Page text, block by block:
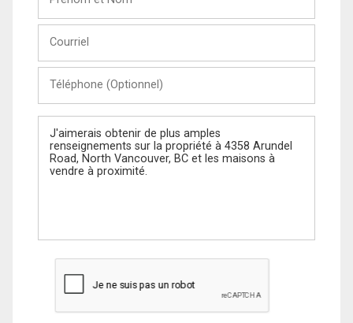
Nom
(Optionnel)
Message